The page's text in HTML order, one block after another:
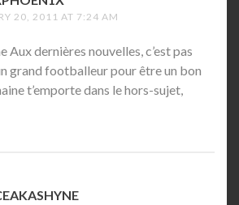
20, 2011 AT 7:24 AM
Aux dernières nouvelles, c’est pas
grand footballeur pour être un bon
t’emporte dans le hors-sujet,